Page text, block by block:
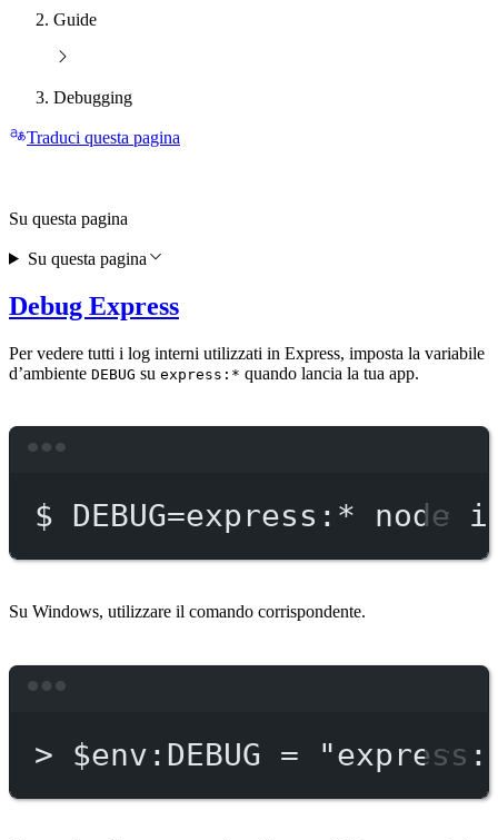
Guide
Debugging
Traduci questa pagina
Debug Express
Per vedere tutti i log interni utilizzati in Express, imposta la variabile
d’ambiente DEBUG su express:* quando lancia la tua app.
$ DEBUG=express: * node
Su Windows, utilizzare il comando corrispondente.
> $env:DEBUG =
Su questa pagina
Su questa pagina